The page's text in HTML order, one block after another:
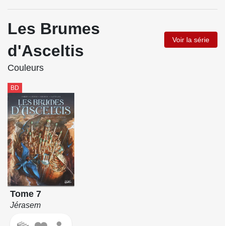
Les Brumes
d'Asceltis
Voir la série
Couleurs
BD
Tome 7
Jérasem